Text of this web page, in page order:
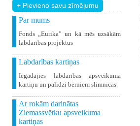
+ Pievieno savu zīmējumu
Par mums
Fonds „Eurika” un kā mēs uzsākām
labdarības projektus
Labdarības kartiņas
Iegādājies labdarības apsveikuma
kartiņu un palīdzi bērniem slimnīcās
Ar rokām darinātas
Ziemassvētku apsveikuma
kartiņas